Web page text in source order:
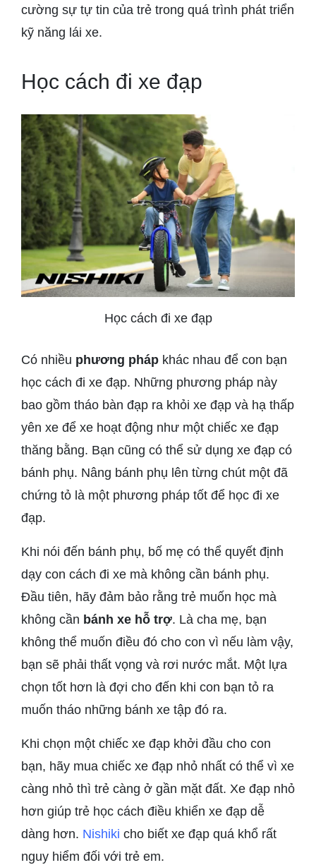
cường sự tự tin của trẻ trong quá trình phát triển
kỹ năng lái xe.
Học cách đi xe đạp
Học cách đi xe đạp
Có nhiều phương pháp khác nhau để con bạn
học cách đi xe đạp. Những phương pháp này
bao gồm tháo bàn đạp ra khỏi xe đạp và hạ thấp
yên xe để xe hoạt động như một chiếc xe đạp
thăng bằng. Bạn cũng có thể sử dụng xe đạp có
bánh phụ. Nâng bánh phụ lên từng chút một đã
chứng tỏ là một phương pháp tốt để học đi xe
đạp.
Khi nói đến bánh phụ, bố mẹ có thể quyết định
dạy con cách đi xe mà không cần bánh phụ.
Đầu tiên, hãy đảm bảo rằng trẻ muốn học mà
không cần bánh xe hỗ trợ. Là cha mẹ, bạn
không thể muốn điều đó cho con vì nếu làm vậy,
bạn sẽ phải thất vọng và rơi nước mắt. Một lựa
chọn tốt hơn là đợi cho đến khi con bạn tỏ ra
muốn tháo những bánh xe tập đó ra.
Khi chọn một chiếc xe đạp khởi đầu cho con
bạn, hãy mua chiếc xe đạp nhỏ nhất có thể vì xe
càng nhỏ thì trẻ càng ở gần mặt đất. Xe đạp nhỏ
hơn giúp trẻ học cách điều khiển xe đạp dễ
dàng hơn. Nishiki cho biết xe đạp quá khổ rất
nguy hiểm đối với trẻ em.